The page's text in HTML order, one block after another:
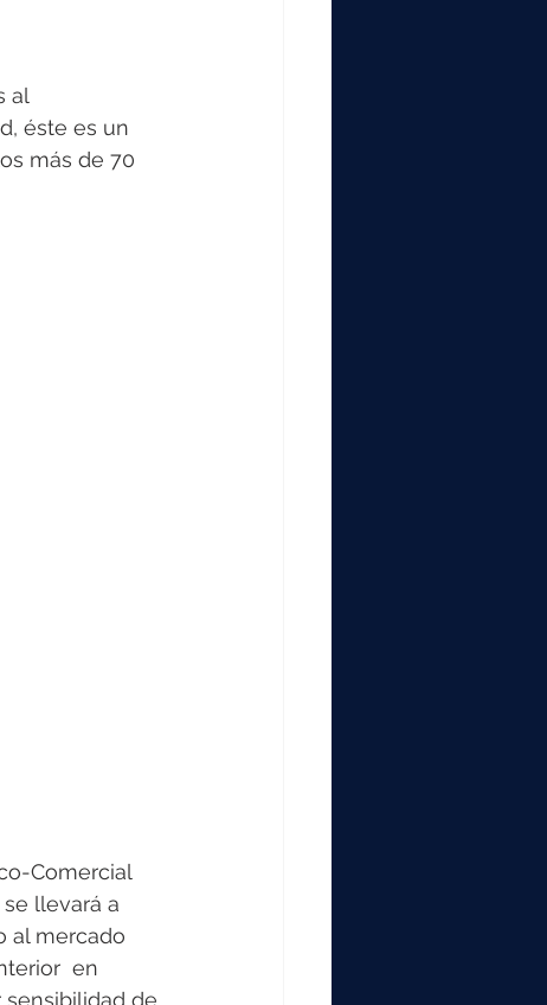
al
éste es un
más de 70
Comercial
llevará a
al mercado
en